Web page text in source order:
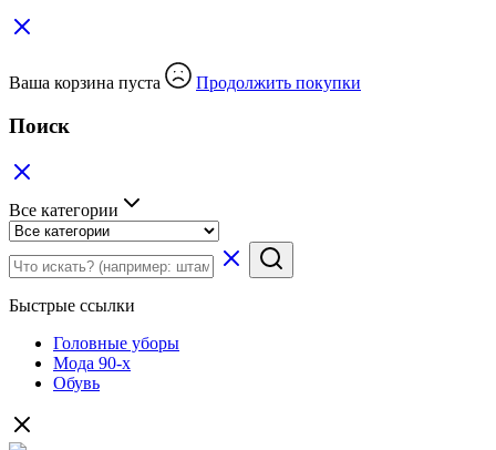
Ваша корзина пуста Продолжить покупки
Поиск
Все категории
Быстрые ссылки
Головные уборы
Мода 90-х
Обувь